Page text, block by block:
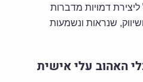
דמויות מדברות
שנראות ונשמעות
האהוב עלי אישית